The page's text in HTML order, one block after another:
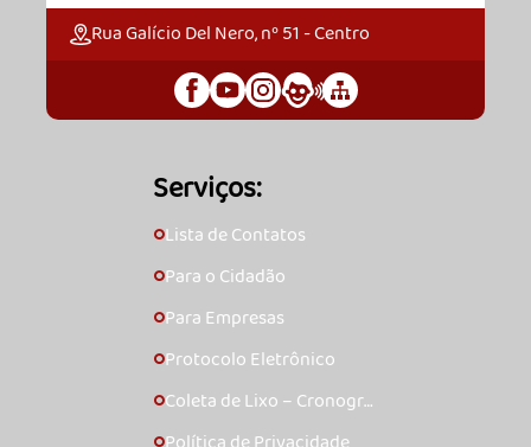
Rua Galício Del Nero, nº 51 - Centro
Serviços:
🞇Lista de Contatos
🞇Para o Cidadão
🞇Para Empresas
🞇Protocolo Eletrônico
🞇Coleta de Lixo – Cronogra